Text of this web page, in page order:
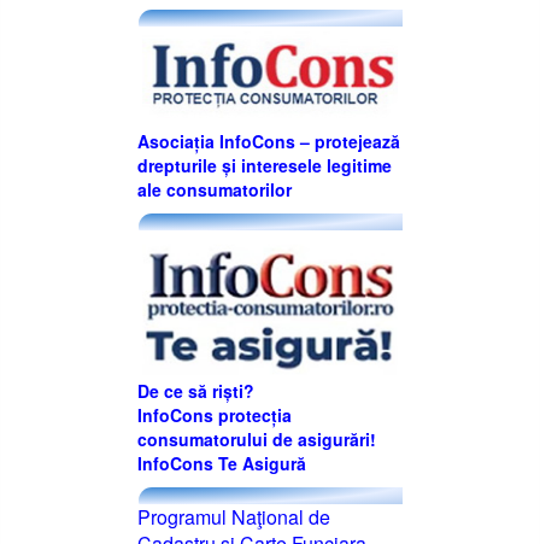
Asociația InfoCons – protejează
drepturile și interesele legitime
ale consumatorilor
De ce să riști?
InfoCons protecția
consumatorului de asigurări!
InfoCons Te Asigură
Programul Naţional de